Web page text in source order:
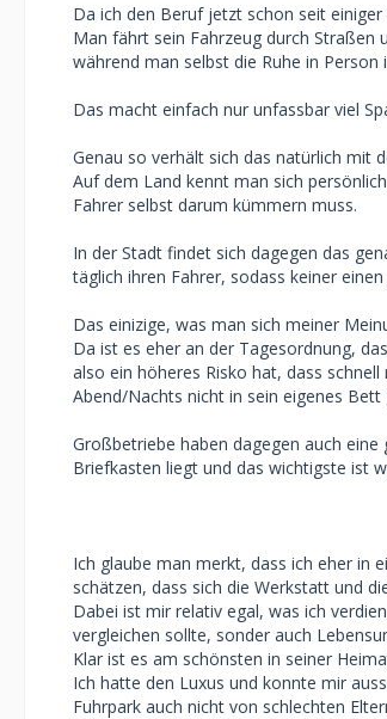
Da ich den Beruf jetzt schon seit
Man fährt sein Fahrzeug durch
während man selbst die Ruhe in
Das macht einfach nur unfassbar viel
Genau so verhält sich das natürlich mit
Auf dem Land kennt man sich
Fahrer selbst darum kümmern muss.
In der Stadt findet sich dagegen das
täglich ihren Fahrer, sodass keiner
Das einizige, was man sich meiner
Da ist es eher an der Tagesordnung,
also ein höheres Risko hat, dass
Abend/Nachts nicht in sein eigenes
Großbetriebe haben dagegen auch
Briefkasten liegt und das wichtigste ist
Ich glaube man merkt, dass ich eher in
schätzen, dass sich die Werkstatt und
Dabei ist mir relativ egal, was ich
vergleichen sollte, sonder auch
Klar ist es am schönsten in seiner
Ich hatte den Luxus und konnte mir
Fuhrpark auch nicht von schlechten